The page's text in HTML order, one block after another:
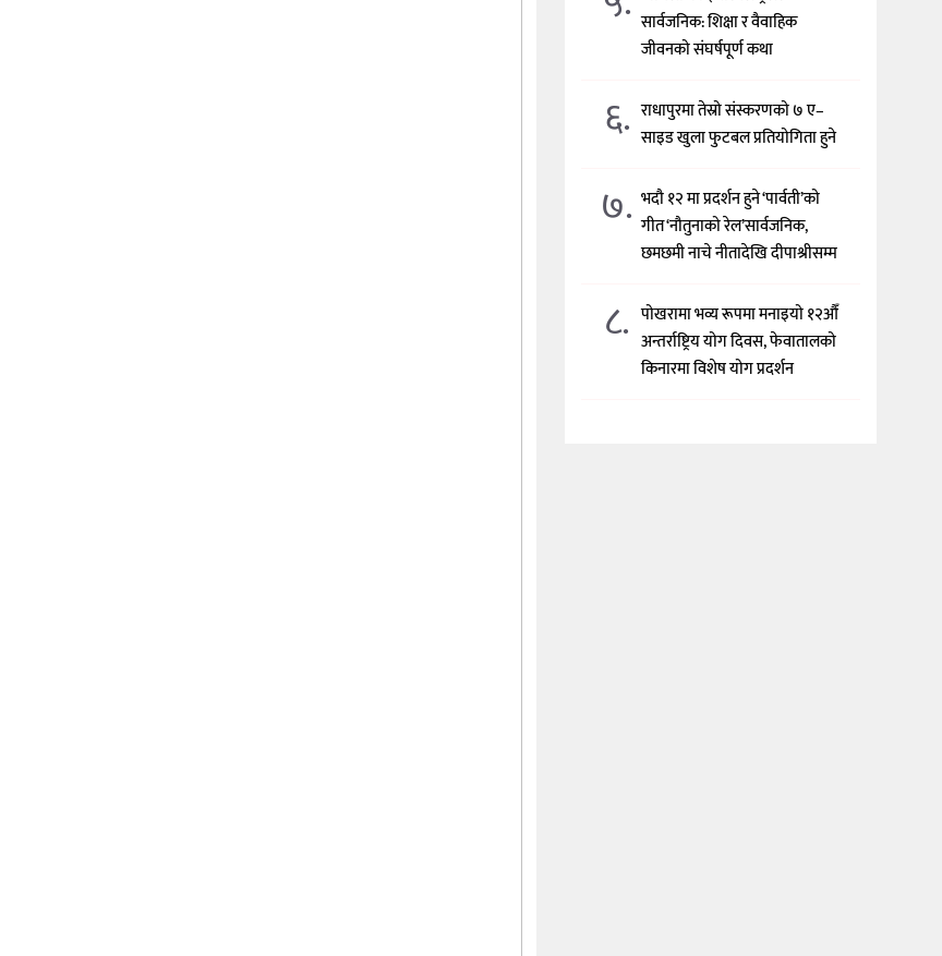
सार्वजनिक: शिक्षा र वैवाहिक
जीवनको संघर्षपूर्ण कथा
६. राधापुरमा तेस्रो संस्करणको ७ ए–
साइड खुला फुटबल प्रतियोगिता हुने
७. भदौ १२ मा प्रदर्शन हुने ‘पार्वती’को
गीत ‘नौतुनाको रेल’सार्वजनिक,
छमछमी नाचे नीतादेखि दीपाश्रीसम्म
८. पोखरामा भव्य रूपमा मनाइयो १२औँ
अन्तर्राष्ट्रिय योग दिवस, फेवातालको
किनारमा विशेष योग प्रदर्शन